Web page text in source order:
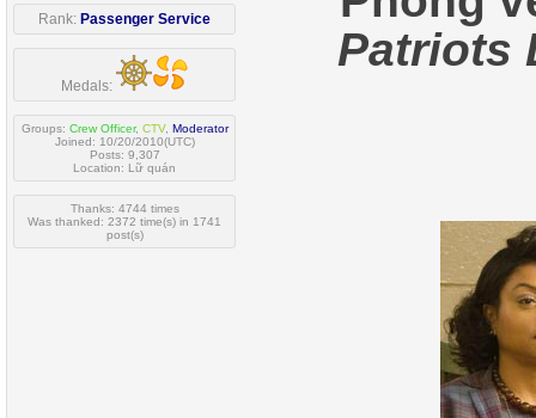
Rank: Passenger Service
Medals:
Groups: Crew Officer, CTV, Moderator
Joined: 10/20/2010(UTC)
Posts: 9,307
Location: Lữ quán
Thanks: 4744 times
Was thanked: 2372 time(s) in 1741
post(s)
Patriots